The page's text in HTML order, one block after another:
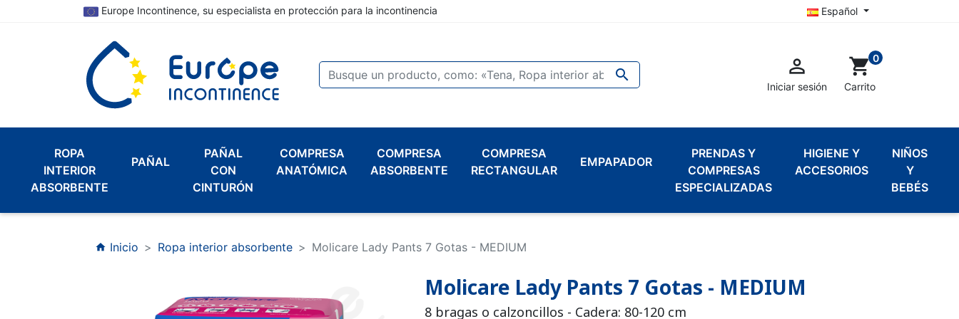
Europe Incontinence, su especialista en protección para la incontinencia Español
 
Iniciar sesión
shopping_cart0
Carrito
ROPA
INTERIOR
ABSORBENTE
PAÑAL
PAÑAL
CON
CINTURÓN
COMPRESA
ANATÓMICA
COMPRESA
ABSORBENTE
COMPRESA
RECTANGULAR
EMPAPADOR
PRENDAS Y
COMPRESAS
ESPECIALIZADAS
HIGIENE Y
ACCESORIOS
NIÑOS
Y
BEBÉS
home Inicio Ropa interior absorbente Molicare Lady Pants 7 Gotas - MEDIUM
Molicare Lady Pants 7 Gotas - MEDIUM
8 bragas o calzoncillos - Cadera: 80-120 cm